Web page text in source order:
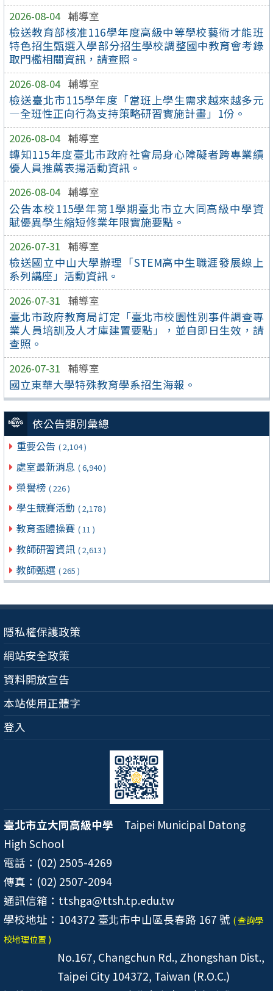
2026-08-04 輔導室
檢送教育部核准116學年度高級中等學校藝術才能班
特色招生甄選入學部分招生學校調整國中教育會考錄
取門檻相關資訊，請查照。
2026-08-04 輔導室
檢送臺北市115學年度「當班上學生需求越來越多元
—全班性正向行為支持策略研習實施計畫」1份。
2026-08-04 輔導室
轉知115年度臺北市政府社會局身心障礙者跨專業績
優人員推薦表揚活動資訊。
2026-08-04 輔導室
公告本校115學年第1學期臺北市立大同高級中學資
賦優異學生縮短修業年限實施要點。
2026-07-31 輔導室
檢送國立中山大學辦理「STEM高中生職涯發展線上
系列講座」活動資訊。
2026-07-31 輔導室
臺北市政府教育局訂定「臺北市校園性別事件調查專
業人員培訓及人才庫建置要點」，並自即日生效，請
查照。
2026-07-31 輔導室
國立東華大學特殊教育學系招生海報。
依公告類別彙總
重要公告 ( 2,104 )
處室最新消息 ( 6,940 )
榮譽榜 ( 226 )
學生競賽活動 ( 2,178 )
教育盃體操賽 ( 11 )
教師研習資訊 ( 2,613 )
教師甄選 ( 265 )
隱私權保護政策
網站安全政策
資料開放宣告
本站使用正體字
登入
臺北市立大同高級中學 Taipei Municipal Datong
High School
電話：(02) 2505-4269
傳真：(02) 2507-2094
通訊信箱：ttshga@ttsh.tp.edu.tw
學校地址：104372 臺北市中山區長春路 167 號 ( 查詢學
校地理位置 )
No.167, Changchun Rd., Zhongshan Dist.,
Taipei City 104372, Taiwan (R.O.C.)